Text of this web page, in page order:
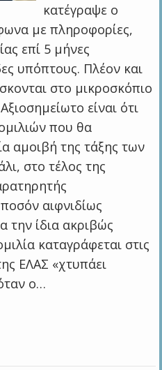
κατέγραψε ο
με πληροφορίες,
επί 5 μήνες
υπόπτους. Πλέον και
στο μικροσκόπιο
είναι ότι
που θα
αμοιβή της τάξης των
στο τέλος της
αιφνιδίως
την ίδια ακριβώς
καταγράφεται στις
ΕΛΑΣ «χτυπάει
ο…